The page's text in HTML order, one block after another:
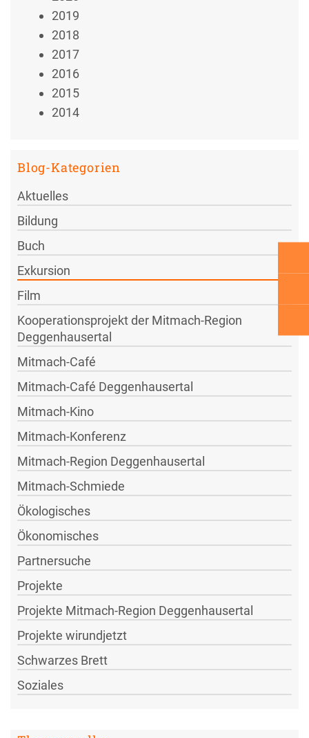
2019
2018
2017
2016
2015
2014
Blog-Kategorien
Aktuelles
Bildung
Buch
Exkursion
Film
Kooperationsprojekt der Mitmach-Region
Deggenhausertal
Mitmach-Café
Mitmach-Café Deggenhausertal
Mitmach-Kino
Mitmach-Konferenz
Mitmach-Region Deggenhausertal
Mitmach-Schmiede
Ökologisches
Ökonomisches
Partnersuche
Projekte
Projekte Mitmach-Region Deggenhausertal
Projekte wirundjetzt
Schwarzes Brett
Soziales